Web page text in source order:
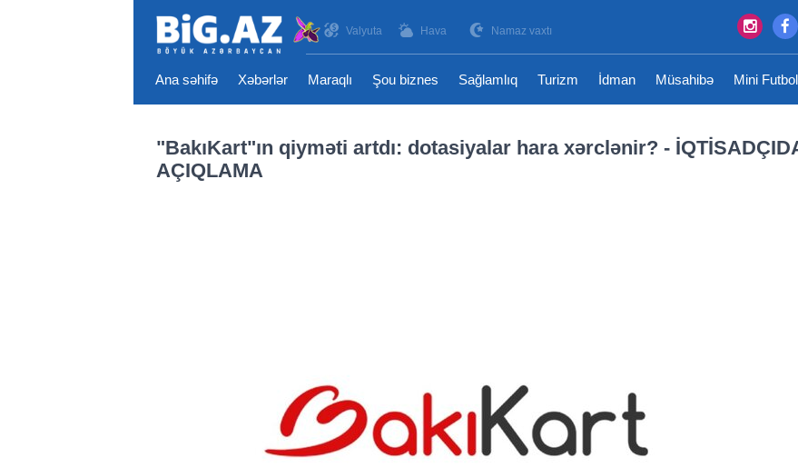
Valyuta Hava Namaz vaxtı
Ana səhifə Xəbərlər Maraqlı Şou biznes Sağlamlıq Turizm İdman Müsahibə Mini Futbol
"BakıKart"ın qiyməti artdı: dotasiyalar hara xərclənir? -
AÇIQLAMA